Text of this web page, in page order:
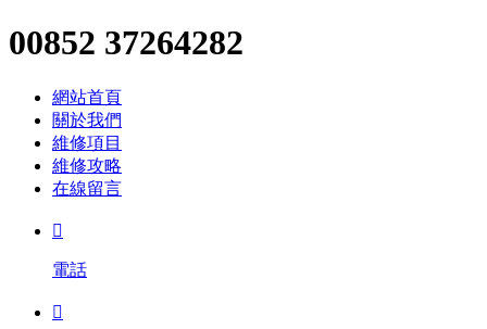
00852 37264282
網站首頁
關於我們
維修項目
維修攻略
在線留言

電話
